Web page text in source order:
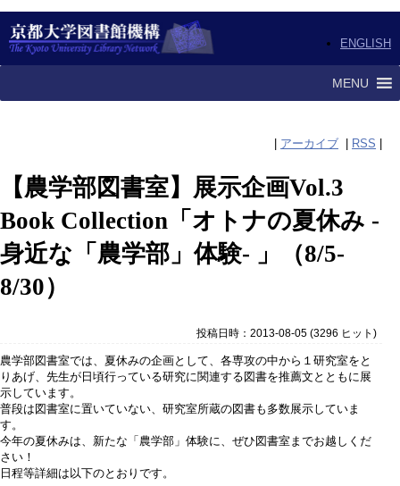
ENGLISH
MENU
アーカイブ RSS
【農学部図書室】展示企画Vol.3
Book Collection「オトナの夏休み -
身近な「農学部」体験- 」（8/5-
8/30）
投稿日時：2013-08-05(3296 ヒット )
農学部図書室では、夏休みの企画として、各専攻の中から１研究室をと
りあげ、先生が日頃行っている研究に関連する図書を推薦文とともに展
示しています。
普段は図書室に置いていない、研究室所蔵の図書も多数展示していま
す。
今年の夏休みは、新たな「農学部」体験に、ぜひ図書室までお越しくだ
さい！
日程等詳細は以下のとおりです。